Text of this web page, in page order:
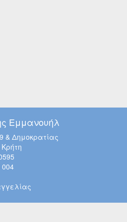
Εμμανουήλ
& Δημοκρατίας
004